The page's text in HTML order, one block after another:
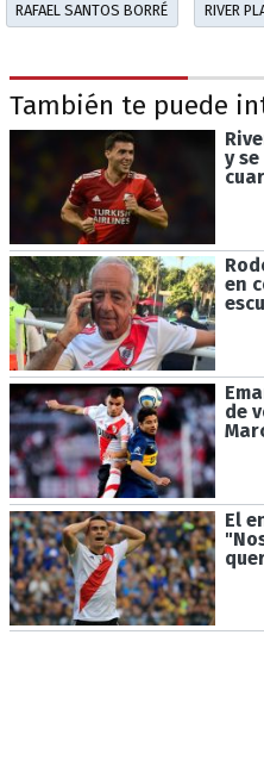
RAFAEL SANTOS BORRÉ RIVER
También te puede
y
en
de
El